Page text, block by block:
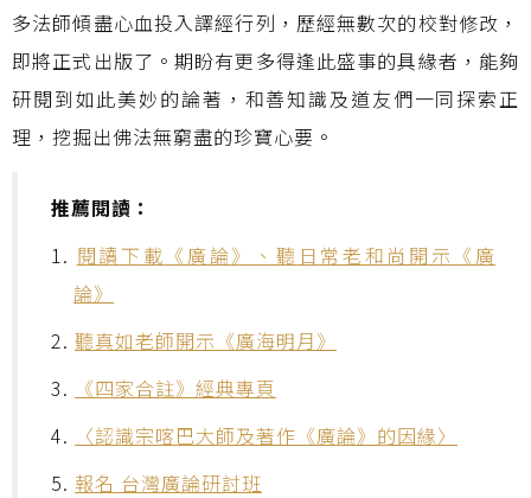
多法師傾盡心血投入譯經行列，歷經無數次的校對修改，
即將正式出版了。期盼有更多得逢此盛事的具緣者，能夠
研閱到如此美妙的論著，和善知識及道友們一同探索正
理，挖掘出佛法無窮盡的珍寶心要。
推薦閱讀：
1. 閱讀下載《廣論》、聽日常老和尚開示《廣
論》
2. 聽真如老師開示《廣海明月》
3.
《四家合註》經典專頁
4.
〈認識宗喀巴大師及著作《廣論》的因緣〉
5. 報名 台灣廣論研討班